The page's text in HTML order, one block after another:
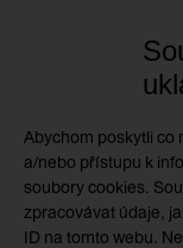
Abychom poskytli co
a/nebo přístupu k
soubory cookies.
zpracovávat údaje,
ID na tomto webu.
GMU je
Královéhradeckým